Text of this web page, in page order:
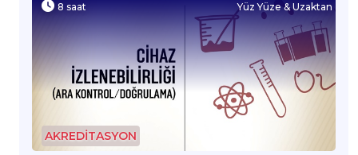
8 saat Yüz Yüze & Uzaktan
AKREDİTASYON